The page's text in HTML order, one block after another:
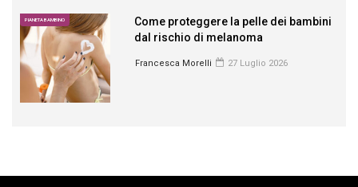
PIANETA BAMBINO
Come proteggere la pelle dei bambini
dal rischio di melanoma
Francesca Morelli 27 Luglio 2026